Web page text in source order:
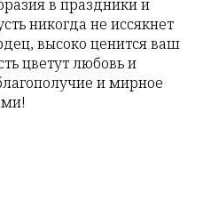
в праздники и
никогда не иссякнет
высоко ценится ваш
цветут любовь и
и мирное